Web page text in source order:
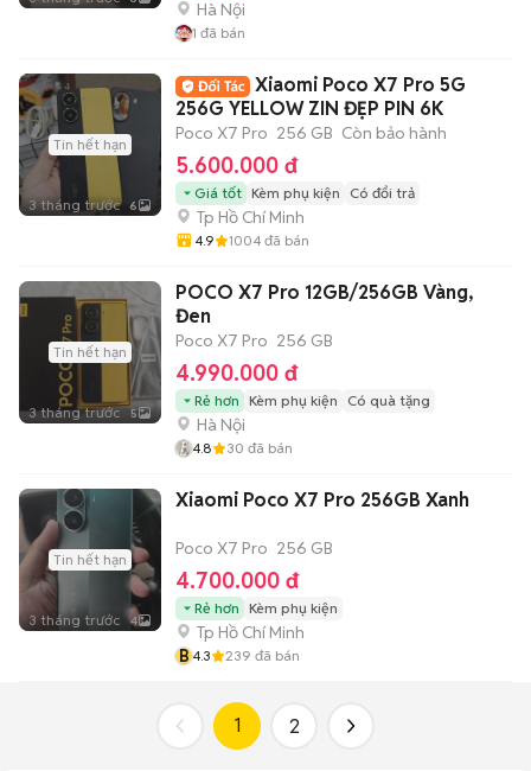
Hà Nội
1 đã bán
Tin hết hạn
3 tháng trước 6
Xiaomi Poco X7 Pro 5G
256G YELLOW ZIN ĐẸP PIN 6K
Poco X7 Pro 256 GB Còn bảo hành
5.600.000 đ
Giá tốt Kèm phụ kiện Có đổi trả
Tp Hồ Chí Minh
4.9 1004 đã bán
Tin hết hạn
3 tháng trước 5
POCO X7 Pro 12GB/256GB Vàng,
Đen
Poco X7 Pro 256 GB
4.990.000 đ
Rẻ hơn Kèm phụ kiện Có quà tặng
Hà Nội
4.8 30 đã bán
Tin hết hạn
3 tháng trước 4
Xiaomi Poco X7 Pro 256GB Xanh
Poco X7 Pro 256 GB
4.700.000 đ
Rẻ hơn Kèm phụ kiện
Tp Hồ Chí Minh
B4.3 239 đã bán
1 2